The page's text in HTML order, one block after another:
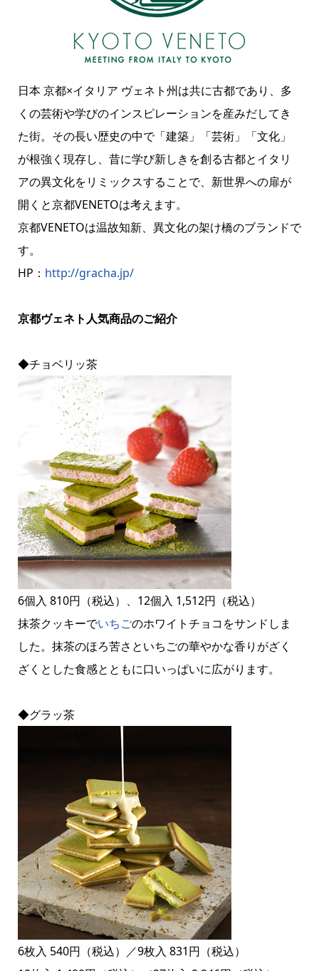
日本 京都×イタリア ヴェネト州は共に古都であり、多
くの芸術や学びのインスピレーションを産みだしてき
た街。その長い歴史の中で「建築」「芸術」「文化」
が根強く現存し、昔に学び新しきを創る古都とイタリ
アの異文化をリミックスすることで、新世界への扉が
開くと京都VENETOは考えます。
京都VENETOは温故知新、異文化の架け橋のブランドで
す。
HP： http://gracha.jp/
京都ヴェネト人気商品のご紹介
◆チョベリッ茶
6個入 810円（税込）、12個入 1,512円（税込）
抹茶クッキーでいちごのホワイトチョコをサンドしま
した。抹茶のほろ苦さといちごの華やかな香りがざく
ざくとした食感とともに口いっぱいに広がります。
◆グラッ茶
6枚入 540円（税込）／9枚入 831円（税込）